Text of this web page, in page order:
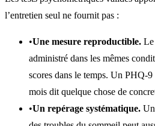
l’entretien seul ne fournit pas :
•Une mesure reproductible. Le
administré dans les mêmes
scores dans le temps. Un PHQ-
mois dit quelque chose de
•Un repérage systématique.